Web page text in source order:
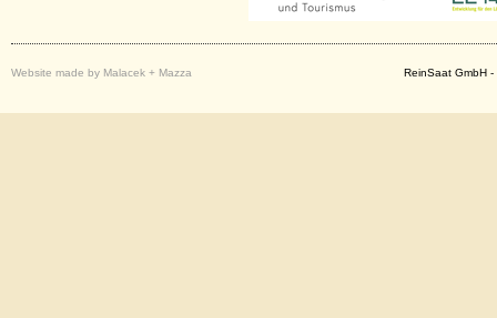
Website made by Malacek + Mazza ReinSaat GmbH